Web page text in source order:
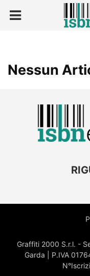
Nessun
Graffiti 2000 S.r.l. -
Garda | P.IVA